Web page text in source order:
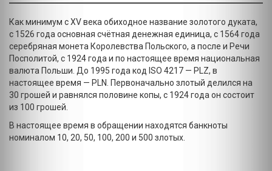
Как минимум с XV века обиходное название золотого дуката,
с 1526 года основная счётная денежная единица, с 1564 года
серебряная монета Королевства Польского, а после и Речи
Посполитой, с 1924 года и по настоящее время национальная
валюта Польши. До 1995 года код ISO 4217 — PLZ, в
настоящее время — PLN. Первоначально злотый делился на
30 грошей и равнялся половине копы, с 1924 года он состоит
из 100 грошей.
В настоящее время в обращении находятся банкноты
номиналом 10, 20, 50, 100, 200 и 500 злотых.